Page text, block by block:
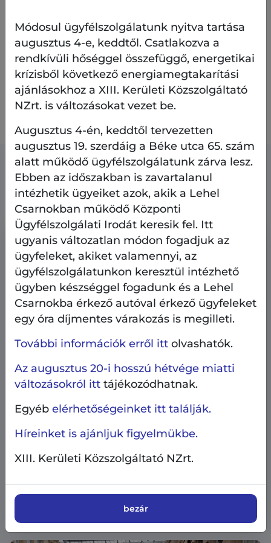
A XIII. Kerületi Önkormányzat AngyalZÖLD 3.0
stratégiájáról
ITT olvashat további részleteket.
Amennyiben észrevétele, kérdése van,
Kapcsolódó tartalmak
AngyalZÖLD 4.0
Beruházás, fejlesztés
Új játszótér létesül a Szent László úton -
kezdődik a kivitelezés
2026.08.5.
Módosul ügyfélszolgálatunk nyitva tartása
augusztus 4-e, keddtől. Csatlakozva a
rendkívüli hőséggel összefüggő, energetikai
krízisből következő energiamegtakarítási
ajánlásokhoz a XIII. Kerületi Közszolgáltató
NZrt. is változásokat vezet be.
Augusztus 4-én, keddtől tervezetten
augusztus 19. szerdáig a Béke utca 65. szám
alatt működő ügyfélszolgálatunk zárva lesz.
Ebben az időszakban is zavartalanul
intézhetik ügyeiket azok, akik a Lehel
Csarnokban működő Központi
Ügyfélszolgálati Irodát keresik fel. Itt
ugyanis változatlan módon fogadjuk az
ügyfeleket, akiket valamennyi, az
ügyfélszolgálatunkon keresztül intézhető
ügyben készséggel fogadunk és a Lehel
Csarnokba érkező autóval érkező ügyfeleket
egy óra díjmentes várakozás is megilleti.
További információk erről ittolvashatók.
Az augusztus 20-i hosszú hétvége miatti
változásokról itttájékozódhatnak.
Egyéb elérhetőségeinket itt találják.
Híreinket is ajánljuk figyelmükbe.
XIII. Kerületi Közszolgáltató NZrt.
bezár